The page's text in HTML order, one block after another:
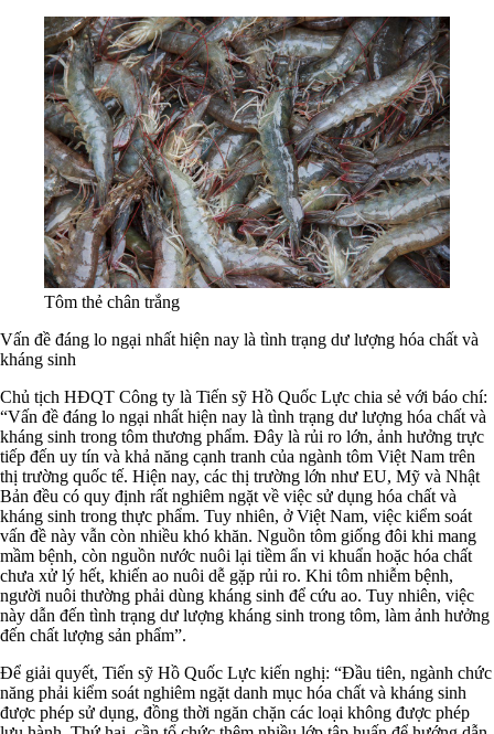
Tôm thẻ chân trắng
Vấn đề đáng lo ngại nhất hiện nay là tình trạng dư lượng hóa chất và
kháng sinh
Chủ tịch HĐQT Công ty là Tiến sỹ Hồ Quốc Lực chia sẻ với báo chí:
“Vấn đề đáng lo ngại nhất hiện nay là tình trạng dư lượng hóa chất và
kháng sinh trong tôm thương phẩm. Đây là rủi ro lớn, ảnh hưởng trực
tiếp đến uy tín và khả năng cạnh tranh của ngành tôm Việt Nam trên
thị trường quốc tế. Hiện nay, các thị trường lớn như EU, Mỹ và Nhật
Bản đều có quy định rất nghiêm ngặt về việc sử dụng hóa chất và
kháng sinh trong thực phẩm. Tuy nhiên, ở Việt Nam, việc kiểm soát
vấn đề này vẫn còn nhiều khó khăn. Nguồn tôm giống đôi khi mang
mầm bệnh, còn nguồn nước nuôi lại tiềm ẩn vi khuẩn hoặc hóa chất
chưa xử lý hết, khiến ao nuôi dễ gặp rủi ro. Khi tôm nhiễm bệnh,
người nuôi thường phải dùng kháng sinh để cứu ao. Tuy nhiên, việc
này dẫn đến tình trạng dư lượng kháng sinh trong tôm, làm ảnh hưởng
đến chất lượng sản phẩm”.
Để giải quyết, Tiến sỹ Hồ Quốc Lực kiến nghị: “Đầu tiên, ngành chức
năng phải kiểm soát nghiêm ngặt danh mục hóa chất và kháng sinh
được phép sử dụng, đồng thời ngăn chặn các loại không được phép